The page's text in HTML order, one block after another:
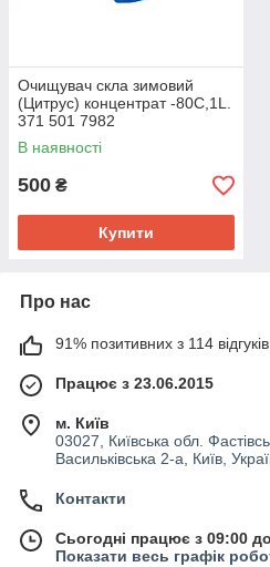
Очищувач скла зимовий
(Цитрус) концентрат -80С,1L.
371 501 7982
В наявності
500 ₴
Купити
Про нас
91% позитивних з 114 відгуків
Працює з 23.06.2015
м. Київ
03027, Київська обл.
Васильківська 2-а, Київ,
Контакти
Сьогодні працює з 09:00
Показати весь графік